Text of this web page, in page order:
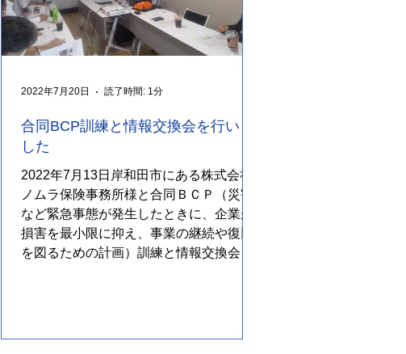
合同BCP訓練と情報交換会を行いま
した
2022年7月13日岸和田市にある株式会社
ノムラ保険事務所様と合同ＢＣＰ（災害
など緊急事態が発生したときに、企業が
損害を最小限に抑え、事業の継続や復旧
を図るための計画）訓練と情報交換会を
2022年7月20日 読了時間: 1分